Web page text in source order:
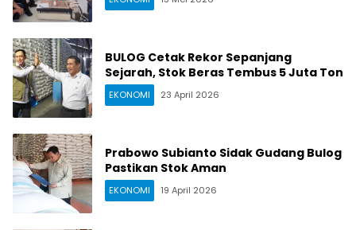
BULOG Cetak Rekor Sepanjang
Sejarah, Stok Beras Tembus 5 Juta Ton
EKONOMI 23 April 2026
Prabowo Subianto Sidak Gudang Bulog
Pastikan Stok Aman
EKONOMI 19 April 2026